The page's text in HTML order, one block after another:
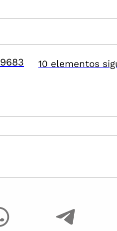
9683 10 elementos